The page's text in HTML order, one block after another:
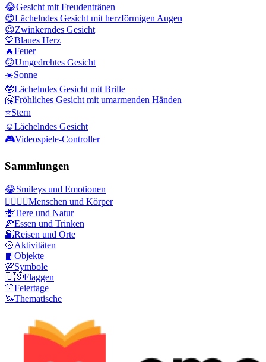
😂Gesicht mit Freudentränen
😍Lächelndes Gesicht mit herzförmigen Augen
😉Zwinkerndes Gesicht
💙Blaues Herz
🔥Feuer
🙃Umgedrehtes Gesicht
☀️Sonne
🤓Lächelndes Gesicht mit Brille
🤗Fröhliches Gesicht mit umarmenden Händen
⭐Stern
☺️Lächelndes Gesicht
🎮Videospiele-Controller
Sammlungen
😂Smileys und Emotionen
👩‍❤️‍💋‍👨Menschen und Körper
🐝Tiere und Natur
🍕Essen und Trinken
🌇Reisen und Orte
🥎Aktivitäten
📙Objekte
💯Symbole
🇺🇸Flaggen
🎊Feiertage
🦄Thematische